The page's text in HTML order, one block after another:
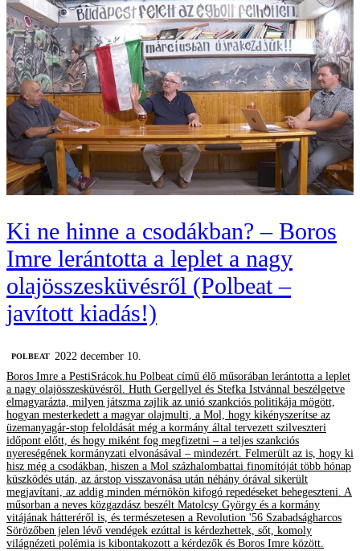
Ki ne hinne a csodákban? – Boros
Imre lerántotta a leplet a nagy
olajösszesküvésről (Polbeat –
javított kiadás!)
‎POLBEAT 2022 december 10.
Boros Imre a PestiSrácok.hu Polbeat című élő műsorában lerántotta a leplet
a nagy olajösszesküvésről. Huth Gergellyel és Stefka Istvánnal beszélgetve
elmagyarázta, milyen játszma zajlik az unió szankciós politikája mögött,
hogyan mesterkedett a magyar olajmulti, a Mol, hogy kikényszerítse az
üzemanyagár-stop feloldását még a kormány által tervezett szilveszteri
időpont előtt, és hogy miként fog megfizetni – a teljes szankciós
nyereségének kormányzati elvonásával – mindezért. Felmerült az is, hogy ki
hisz még a csodákban, hiszen a Mol százhalombattai finomítóját több hónap
küszködés után, az árstop visszavonása után néhány órával sikerült
megjavítani, az addig minden mérnökön kifogó repedéseket behegeszteni. A
műsorban a neves közgazdász beszélt Matolcsy György és a kormány
vitájának hátteréről is, és természetesen a Revolution '56 Szabadságharcos
Sörözőben jelen lévő vendégek ezúttal is kérdezhettek, sőt, komoly
világnézeti polémia is kibontakozott a kérdezők és Boros Imre között.